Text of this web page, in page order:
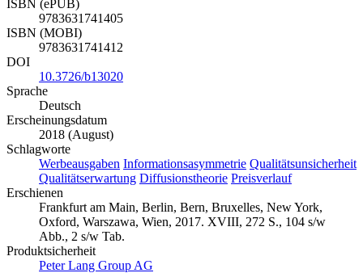
ISBN (ePUB)
9783631741405
ISBN (MOBI)
9783631741412
DOI
10.3726/b13020
Sprache
Deutsch
Erscheinungsdatum
2018 (August)
Schlagworte
Werbeausgaben Informationsasymmetrie Qualitätsunsicherheit
Qualitätserwartung Diffusionstheorie Preisverlauf
Erschienen
Frankfurt am Main, Berlin, Bern, Bruxelles, New York,
Oxford, Warszawa, Wien, 2017. XVIII, 272 S., 104 s/w
Abb., 2 s/w Tab.
Produktsicherheit
Peter Lang Group AG